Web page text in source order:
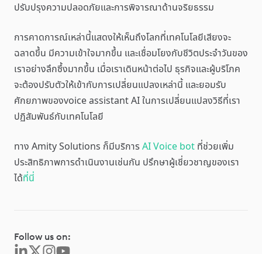
ปรับปรุงความปลอดภัยและการพิจารณาด้านจริยธรรม
การคาดการณ์เหล่านี้แสดงให้เห็นถึงโลกที่เทคโนโลยีเสียงจะ
ฉลาดขึ้น มีความเข้าใจมากขึ้น และเชื่อมโยงกับชีวิตประจำวันของ
เราอย่างลึกซึ้งมากขึ้น เมื่อเราเดินหน้าต่อไป ธุรกิจและผู้บริโภค
จะต้องปรับตัวให้เข้ากับการเปลี่ยนแปลงเหล่านี้ และยอมรับ
ศักยภาพของvoice assistant AI ในการเปลี่ยนแปลงวิธีที่เรา
ปฏิสัมพันธ์กับเทคโนโลยี
ทาง Amity Solutions ก็มีบริการAI Voice bot ที่ช่วยเพิ่ม
ประสิทธิภาพการดำเนินงานเช่นกัน ปรึกษาผู้เชี่ยวชาญของเรา
ได้ที่นี่
Follow us on: